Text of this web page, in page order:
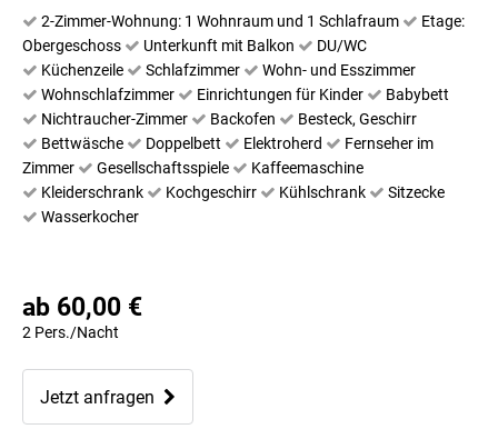
2-Zimmer-Wohnung: 1 Wohnraum und 1 Schlafraum
Etage:
Obergeschoss
Unterkunft mit Balkon
DU/WC
Küchenzeile
Schlafzimmer
Wohn- und Esszimmer
Wohnschlafzimmer
Einrichtungen für Kinder
Babybett
Nichtraucher-Zimmer
Backofen
Besteck, Geschirr
Bettwäsche
Doppelbett Elektroherd
Fernseher im
Zimmer
Gesellschaftsspiele
Kaffeemaschine
Kleiderschrank
Kochgeschirr Kühlschrank
Sitzecke
Wasserkocher
ab 60,00 €
2 Pers./Nacht
Jetzt anfragen